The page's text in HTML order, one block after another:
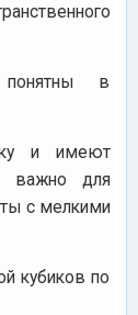
в
и имеют
важно для
с мелкими
кубиков по